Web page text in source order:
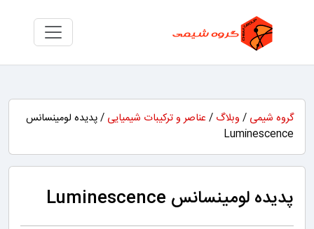
گروه شیمی / وبلاگ / عناصر و ترکیبات شیمیایی / پدیده لومینسانس
Luminescence
پدیده لومینسانس Luminescence